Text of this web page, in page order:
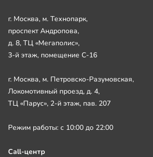
г. Москва, м. Технопарк,
проспект Андропова,
д. 8, ТЦ «Мегаполис»,
3-й этаж, помещение С-16
г. Москва, м. Петровско-Разумовская,
Локомотивный проезд, д. 4,
ТЦ «Парус», 2-й этаж, пав. 207
Режим работы: с 10:00 до 22:00
Call-центр